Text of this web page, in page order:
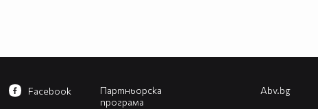
Партньорска
програма
Facebook Abv.bg